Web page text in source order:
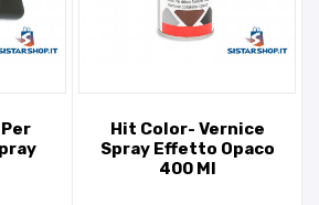
Hit Color- Vernice
Spray Effetto Opaco
400 Ml